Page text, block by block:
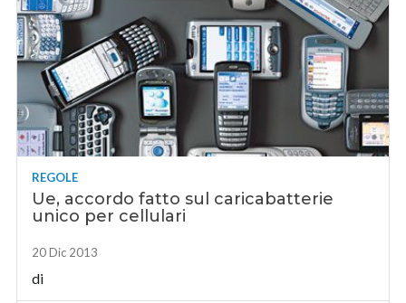
REGOLE
Ue, accordo fatto sul caricabatterie
unico per cellulari
20 Dic 2013
di